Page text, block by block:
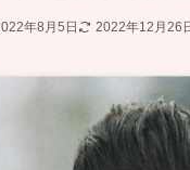
年8月5日 2022年12月26